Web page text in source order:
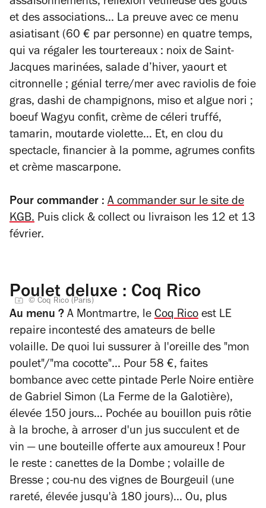
et des associations... La preuve avec ce menu
asiatisant (60 € par personne) en quatre temps,
qui va régaler les tourtereaux : noix de Saint-
Jacques marinées, salade d’hiver, yaourt et
citronnelle ; génial terre/mer avec raviolis de foie
gras, dashi de champignons, miso et algue nori ;
boeuf Wagyu confit, crème de céleri truffé,
tamarin, moutarde violette… Et, en clou du
spectacle, financier à la pomme, agrumes confits
et crème mascarpone.
Pour commander : A commander sur le site de
KGB. Puis click & collect ou livraison les 12 et 13
février.
Poulet deluxe : Coq Rico
© Coq Rico (Paris)
Au menu ? A Montmartre, le Coq Rico est LE
repaire incontesté des amateurs de belle
volaille. De quoi lui sussurer à l'oreille des "mon
poulet"/"ma cocotte"... Pour 58 €, faites
bombance avec cette pintade Perle Noire entière
de Gabriel Simon (La Ferme de la Galotière),
élevée 150 jours… Pochée au bouillon puis rôtie
à la broche, à arroser d'un jus succulent et de
vin — une bouteille offerte aux amoureux ! Pour
le reste : canettes de la Dombe ; volaille de
Bresse ; cou-nu des vignes de Bourgeuil (une
rareté, élevée jusqu'à 180 jours)... Ou, plus